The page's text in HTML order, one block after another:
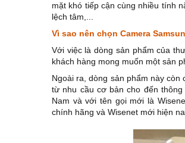
mặt khó tiếp cận cùng nhiều tính
lệch tâm,...
Vì sao nên chọn Camera
Với việc là dòng sản phẩm của
khách hàng mong muốn một sản
Ngoài ra, dòng sản phẩm này
từ nhu cầu cơ bản cho đến
Nam và với tên gọi mới là
chính hãng và Wisenet mới hiện